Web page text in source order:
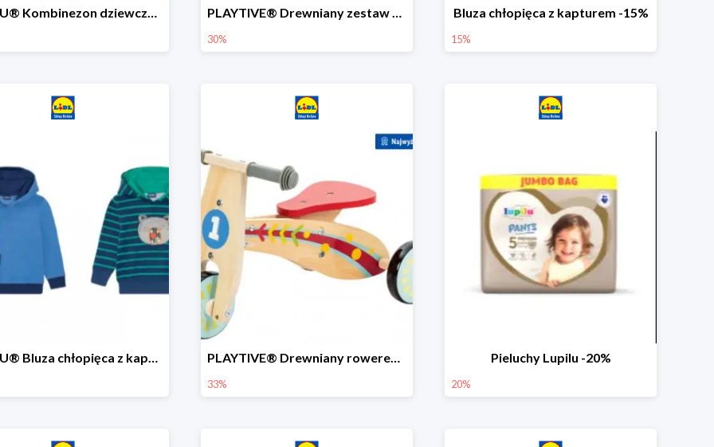
LUPILU® Kombinezon dziewczęcy z bawełny PLAYTIVE® Drewniany zestaw gier 10 w 1
30%
Bluza chłopięca z kapturem -15%
15%
LUPILU® Bluza chłopięca z kapturem PLAYTIVE® Drewniany rowerek biegowy -33%
33%
Pieluchy Lupilu -20%
20%